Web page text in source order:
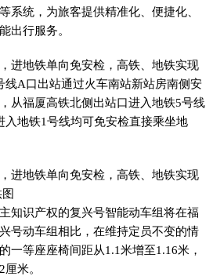
系统，为旅客提供精准化、便捷化、
出行服务。
进地铁单向免安检，高铁、地铁实现
线A口出站通过火车南站新站房南侧安
从福厦高铁北侧出站口进入地铁5号线
入地铁1号线均可免安检直接乘坐地
进地铁单向免安检，高铁、地铁实现
知识产权的复兴号智能动车组将在福
号动车组相比，在维持定员不变的情
一等座座椅间距从1.1米增至1.16米，
米。